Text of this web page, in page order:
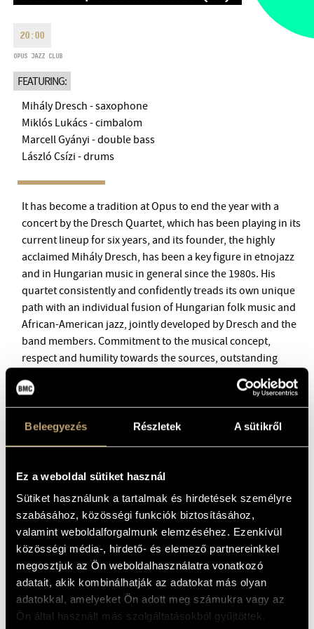
Beleegyezés Részletek A sütikről
Ez a weboldal sütiket használ
Sütiket használunk a tartalmak és hirdetések személyre
szabásához, közösségi funkciók biztosításához,
valamint weboldalforgalmunk elemzéséhez. Ezenkívül
közösségi média-, hirdető- és elemező partnereinkkel
megosztjuk az Ön weboldalhasználatra vonatkozó
adatait, akik kombinálhatják az adatokat más olyan
adatokkal, amelyeket Ön adott meg számukra vagy az
Ön által használt más szolgáltatásokból gyűjtöttek.
info@bmc.hu
BMC HOUSE
OPUS JAZZ CLUB
BMC RECORDS
MUSIC INFORMATION CENTER
BMC INTERNATIONAL CIMBALOM COMPETITION 2019
20:00
OPUS JAZZ CLUB
FEATURING:
Mihály Dresch - saxophone
Miklós Lukács - cimbalom
Marcell Gyányi - double bass
László Csízi - drums
It has become a tradition at Opus to end the year with a
concert by the Dresch Quartet, which has been playing in its
current lineup for six years, and its founder, the highly
acclaimed Mihály Dresch, has been a key figure in etnojazz
and in Hungarian music in general since the 1980s. His
quartet consistently and confidently treads its own unique
path with an individual fusion of Hungarian folk music and
African-American jazz, jointly developed by Dresch and the
band members. Commitment to the musical concept,
respect and humility towards the sources, outstanding
musicians, new and evergreen compositions, standards in
the Dresch manner – all these combined create the musical
experience that strikes the audience again and again with
its freshness.